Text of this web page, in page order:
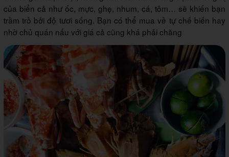
của biển cả như ốc, mực, ghẹ, nhum, cá, tôm… sẽ khiến bạn
trầm trồ bởi độ tươi sống. Bạn có thể mua về tự chế biến hay
nhờ chủ quán nấu với giá cả cũng khá phải chăng